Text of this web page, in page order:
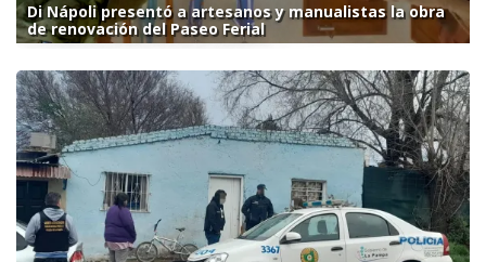
Di Nápoli presentó a artesanos y manualistas la obra
de renovación del Paseo Ferial